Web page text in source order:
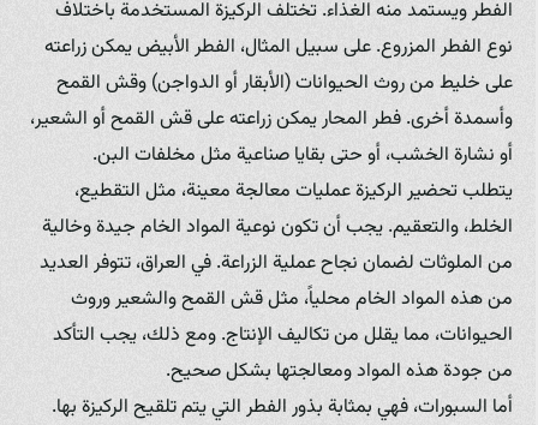
الفطر ويستمد منه الغذاء. تختلف الركيزة المستخدمة باختلاف
نوع الفطر المزروع. على سبيل المثال، الفطر الأبيض يمكن زراعته
على خليط من روث الحيوانات (الأبقار أو الدواجن) وقش القمح
وأسمدة أخرى. فطر المحار يمكن زراعته على قش القمح أو الشعير،
أو نشارة الخشب، أو حتى بقايا صناعية مثل مخلفات البن.
يتطلب تحضير الركيزة عمليات معالجة معينة، مثل التقطيع،
الخلط، والتعقيم. يجب أن تكون نوعية المواد الخام جيدة وخالية
من الملوثات لضمان نجاح عملية الزراعة. في العراق، تتوفر العديد
من هذه المواد الخام محلياً، مثل قش القمح والشعير وروث
الحيوانات، مما يقلل من تكاليف الإنتاج. ومع ذلك، يجب التأكد
من جودة هذه المواد ومعالجتها بشكل صحيح.
أما السبورات، فهي بمثابة بذور الفطر التي يتم تلقيح الركيزة بها.